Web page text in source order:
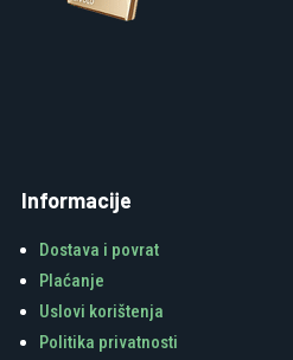
Informacije
Dostava i povrat
Plaćanje
Uslovi korištenja
Politika privatnosti